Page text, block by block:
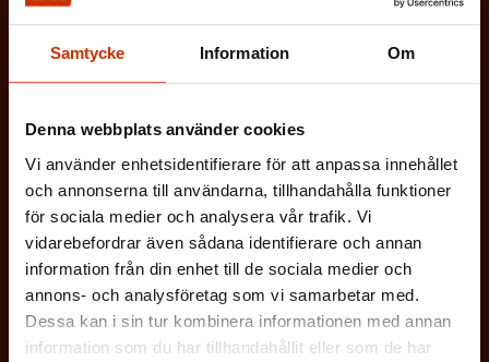
Samtycke Information Om
Denna webbplats använder cookies
Vi använder enhetsidentifierare för att anpassa innehållet
och annonserna till användarna, tillhandahålla funktioner
för sociala medier och analysera vår trafik. Vi
vidarebefordrar även sådana identifierare och annan
information från din enhet till de sociala medier och
annons- och analysföretag som vi samarbetar med.
Dessa kan i sin tur kombinera informationen med annan
information som du har tillhandahållit eller som de har
Jag godkänner att mina uppgifter sparas och
dataskyddsbeskrivningen för
kommunikationsregister*
O